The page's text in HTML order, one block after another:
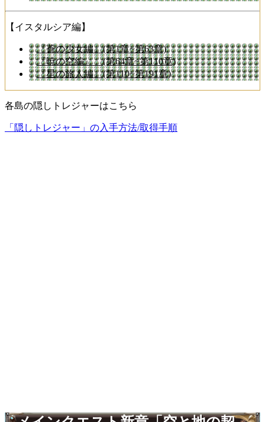
【イスタルシア編】
『蒼の少女編』(第1章~第63章)
『暁の空編』 (第64章~第110章)
『星の旅人編』(第110~第191章)
各島の隠しトレジャーはこちら
「隠しトレジャー」の入手方法/取得手順